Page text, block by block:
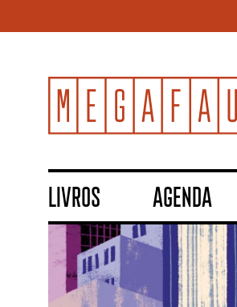
LIVROS AGENDA